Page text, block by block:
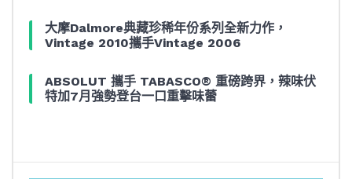
大摩Dalmore典藏珍稀年份系列全新力作，
Vintage 2010攜手Vintage 2006
ABSOLUT 攜手 TABASCO® 重磅跨界，辣味伏
特加7月強勢登台一口重擊味蕾